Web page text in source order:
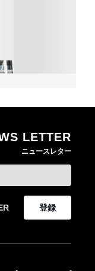
時
【トップに聞く
オンワードHD保元道
るための企業戦略
LETTER
ニュースレター
登録